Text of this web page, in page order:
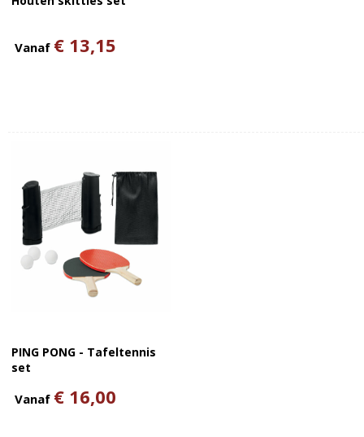
Vanaf € 13,15
PING PONG - Tafeltennis
set
Vanaf € 16,00